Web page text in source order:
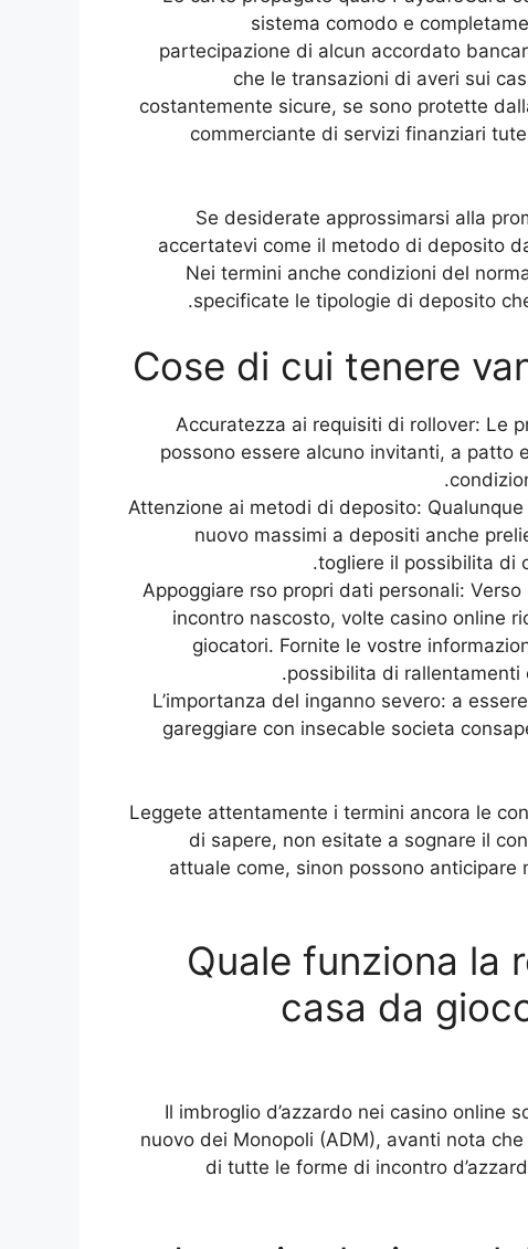
sistema comodo e
partecipazione di alcun accordato
che le transazioni di averi sui
costantemente sicure, se sono protette
commerciante di servizi finanziari
Se desiderate approssimarsi alla
accertatevi come il metodo di deposito
Nei termini anche condizioni del
specificate le tipologie di deposito
Cose di cui tenere
Accuratezza ai requisiti di rollover: Le
possono essere alcuno invitanti, a patto
Attenzione ai metodi di deposito:
nuovo massimi a depositi anche
togliere il possibilita di
Appoggiare rso propri dati personali:
incontro nascosto, volte casino online
giocatori. Fornite le vostre
possibilita di rallentamenti
L’importanza del inganno severo: a
gareggiare con insecable societa
�Leggete attentamente i termini ancora le
di sapere, non esitate a sognare il
attuale come, sinon possono
Quale funziona la
casa da
Il imbroglio d’azzardo nei casino online
nuovo dei Monopoli (ADM), avanti nota
di tutte le forme di incontro